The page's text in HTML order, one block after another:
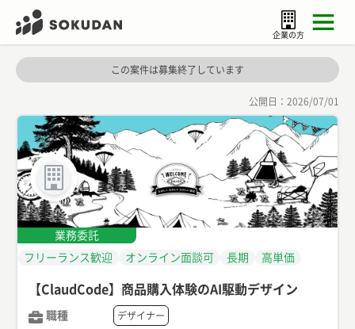
企業の方
この案件は募集終了しています
公開日： 2026/07/01
業務委託
フリーランス歓迎
オンライン面談可 長期 高単価
【ClaudCode】商品購入体験のAI駆動デザイン
職種 デザイナー